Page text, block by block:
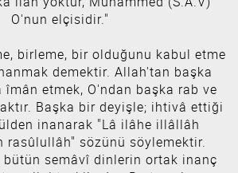
O'nun elçisidir."
birleme, bir olduğunu kabul etme
demektir. Allah'tan başka
îmân etmek, O'ndan başka rab ve
Başka bir deyişle; ihtivâ ettiği
inanarak "Lâ ilâhe illâllâh
rasûlullâh" sözünü söylemektir.
bütün semâvî dinlerin ortak inanç